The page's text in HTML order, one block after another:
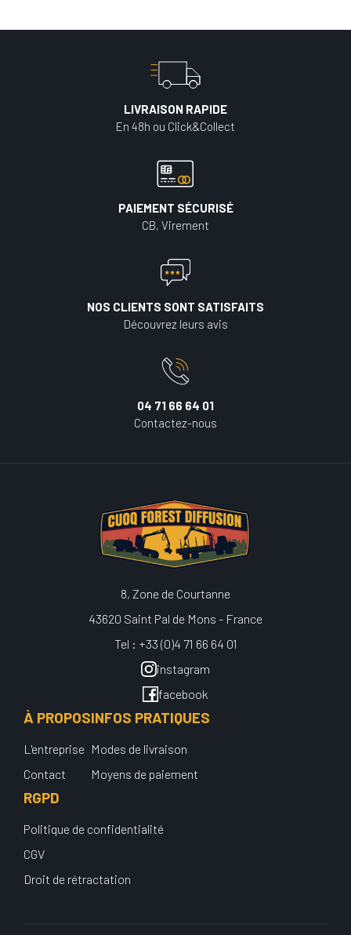
LIVRAISON RAPIDE
En 48h ou Click&Collect
PAIEMENT SÉCURISÉ
CB, Virement
NOS CLIENTS SONT SATISFAITS
Découvrez leurs avis
04 71 66 64 01
Contactez-nous
8, Zone de Courtanne
43620 Saint Pal de Mons - France
Tel : +33 (0)4 71 66 64 01
instagram
facebook
À PROPOS
L'entreprise
Contact
INFOS PRATIQUES
Modes de livraison
Moyens de paiement
RGPD
Politique de confidentialité
CGV
Droit de rétractation